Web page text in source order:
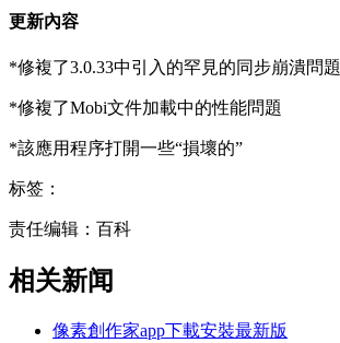
更新內容
*修複了3.0.33中引入的罕見的同步崩潰問題
*修複了Mobi文件加載中的性能問題
*該應用程序打開一些“損壞的”
标签：
责任编辑：百科
相关新闻
像素創作家app下載安裝最新版